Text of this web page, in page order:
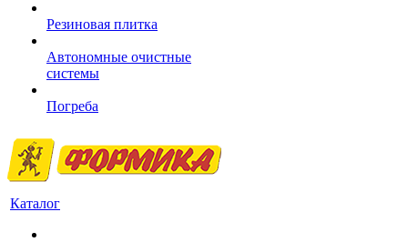
Резиновая плитка
Автономные очистные
системы
Погреба
Каталог